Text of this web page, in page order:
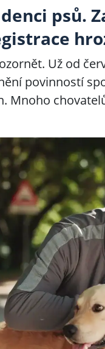
psů.
Už od
povinností
Mnoho